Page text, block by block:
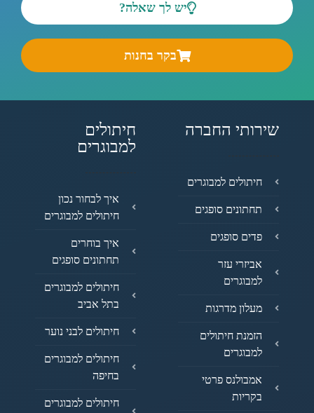
יש לך שאלה?
בקר בחנות
שירותי החברה
חיתולים למבוגרים
תחתונים סופגים
פדים סופגים
אביזרי עזר
למבוגרים
מעלון מדרגות
הזמנת חיתולים
למבוגרים
אמבולנס פרטי
בקריות
חיתולים
למבוגרים
איך לבחור נכון
חיתולים למבוגרים
איך בוחרים
תחתונים סופגים
חיתולים למבוגרים
בתל אביב
חיתולים לבני נוער
חיתולים למבוגרים
בחיפה
חיתולים למבוגרים